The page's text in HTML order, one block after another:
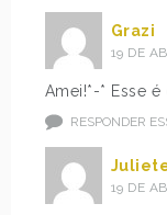
Grazi
19 DE
Amei!*-* Esse
RESPONDER
19 DE